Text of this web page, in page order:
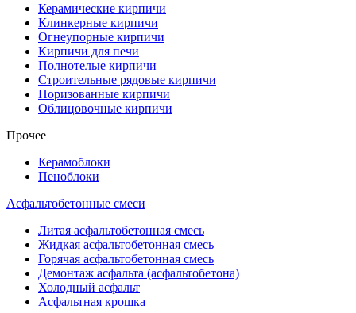
Керамические кирпичи
Клинкерные кирпичи
Огнеупорные кирпичи
Кирпичи для печи
Полнотелые кирпичи
Строительные рядовые кирпичи
Поризованные кирпичи
Облицовочные кирпичи
Прочее
Керамоблоки
Пеноблоки
Асфальтобетонные смеси
Литая асфальтобетонная смесь
Жидкая асфальтобетонная смесь
Горячая асфальтобетонная смесь
Демонтаж асфальта (асфальтобетона)
Холодный асфальт
Асфальтная крошка